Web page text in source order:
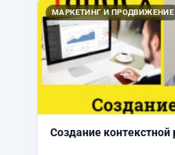
МАРКЕТИНГ И ПРОДВИЖЕНИЕ
Создание